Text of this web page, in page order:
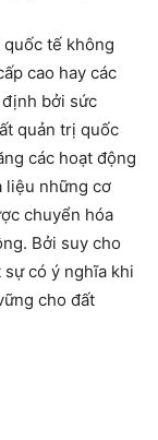
tế không
cao hay các
bởi sức
quản trị quốc
các hoạt động
liệu những cơ
chuyển hóa
Bởi suy cho
có ý nghĩa khi
cho đất